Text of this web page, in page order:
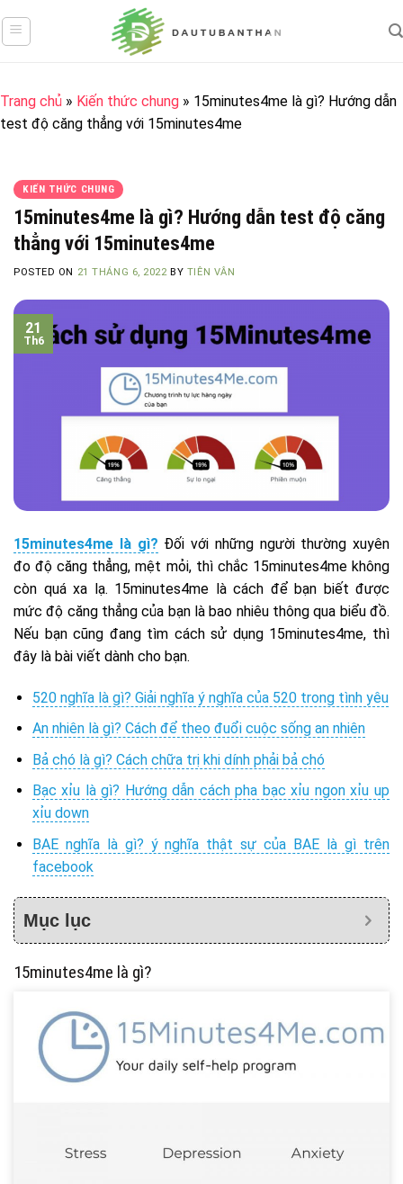
to
Trang chủ » Kiến thức chung » 15minutes4me là gì? Hướng dẫn
test độ căng thẳng với 15minutes4me
KIẾN THỨC CHUNG
15minutes4me là gì? Hướng dẫn test độ căng
thẳng với 15minutes4me
POSTED ON 21 THÁNG 6, 2022BY TIÊN VÂN
21
Th6
15minutes4me là gì? Đối với những người thường xuyên
đo độ căng thẳng, mệt mỏi, thì chắc 15minutes4me không
còn quá xa lạ. 15minutes4me là cách để bạn biết được
mức độ căng thẳng của bạn là bao nhiêu thông qua biểu đồ.
Nếu bạn cũng đang tìm cách sử dụng 15minutes4me, thì
đây là bài viết dành cho bạn.
520 nghĩa là gì? Giải nghĩa ý nghĩa của 520 trong tình yêu
An nhiên là gì? Cách để theo đuổi cuộc sống an nhiên
Bả chó là gì? Cách chữa trị khi dính phải bả chó
Bạc xỉu là gì? Hướng dẫn cách pha bạc xỉu ngon xỉu up
xỉu down
BAE nghĩa là gì? ý nghĩa thật sự của BAE là gì trên
facebook
Mục lục
15minutes4me là gì?